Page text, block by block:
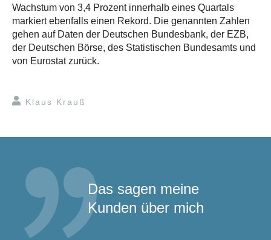
Wachstum von 3,4 Prozent innerhalb eines Quartals
markiert ebenfalls einen Rekord. Die genannten Zahlen
gehen auf Daten der Deutschen Bundesbank, der EZB,
der Deutschen Börse, des Statistischen Bundesamts und
von Eurostat zurück.
Klaus Krauß
Das sagen meine
Kunden über mich